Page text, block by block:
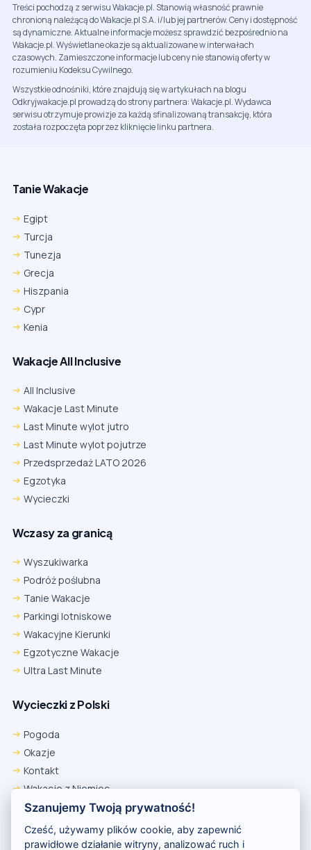
Treści pochodzą z serwisu Wakacje.pl. Stanowią własność prawnie
chronioną należącą do Wakacje.pl S.A. i/lub jej partnerów. Ceny i dostępność
są dynamiczne. Aktualne informacje możesz sprawdzić bezpośrednio na
Wakacje.pl. Wyświetlane okazje są aktualizowane w interwałach
czasowych. Zamieszczone informacje lub ceny nie stanowią oferty w
rozumieniu Kodeksu Cywilnego.
Wszystkie odnośniki, które znajdują się w artykułach na blogu
Odkryjwakacje.pl prowadzą do strony partnera: Wakacje.pl. Wydawca
serwisu otrzymuje prowizje za każdą sfinalizowaną transakcję, która
została rozpoczęta poprzez kliknięcie linku partnera.
Tanie Wakacje
Egipt
Turcja
Tunezja
Grecja
Hiszpania
Cypr
Kenia
Wakacje All Inclusive
All Inclusive
Wakacje Last Minute
Last Minute wylot jutro
Last Minute wylot pojutrze
Przedsprzedaż LATO 2026
Egzotyka
Wycieczki
Wczasy za granicą
Wyszukiwarka
Podróż poślubna
Tanie Wakacje
Parkingi lotniskowe
Wakacyjne Kierunki
Egzotyczne Wakacje
Ultra Last Minute
Wycieczki z Polski
Pogoda
Okazje
Kontakt
Wakacje z Niemiec
Polityka Prywatności
Wakacje w Egipcie
Rankingi hoteli
Szanujemy Twoją prywatność!
Cześć, używamy plików cookie, aby zapewnić
prawidłowe działanie witryny, analizować ruch i